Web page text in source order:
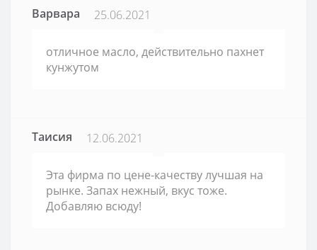
Варвара 25.06.2021
отличное масло, действительно пахнет
кунжутом
Таисия 12.06.2021
Эта фирма по цене-качеству лучшая на
рынке. Запах нежный, вкус тоже.
Добавляю всюду!